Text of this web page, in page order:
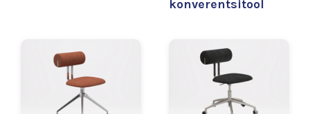
konverentsitool